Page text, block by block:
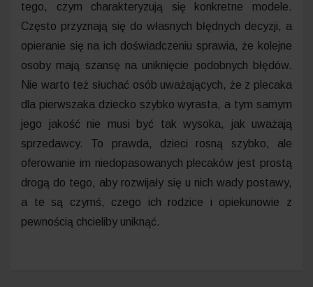
tego, czym charakteryzują się konkretne modele.
Często przyznają się do własnych błędnych decyzji, a
opieranie się na ich doświadczeniu sprawia, że kolejne
osoby mają szansę na uniknięcie podobnych błędów.
Nie warto też słuchać osób uważających, że z plecaka
dla pierwszaka dziecko szybko wyrasta, a tym samym
jego jakość nie musi być tak wysoka, jak uważają
sprzedawcy. To prawda, dzieci rosną szybko, ale
oferowanie im niedopasowanych plecaków jest prostą
drogą do tego, aby rozwijały się u nich wady postawy,
a te są czymś, czego ich rodzice i opiekunowie z
pewnością chcieliby uniknąć.